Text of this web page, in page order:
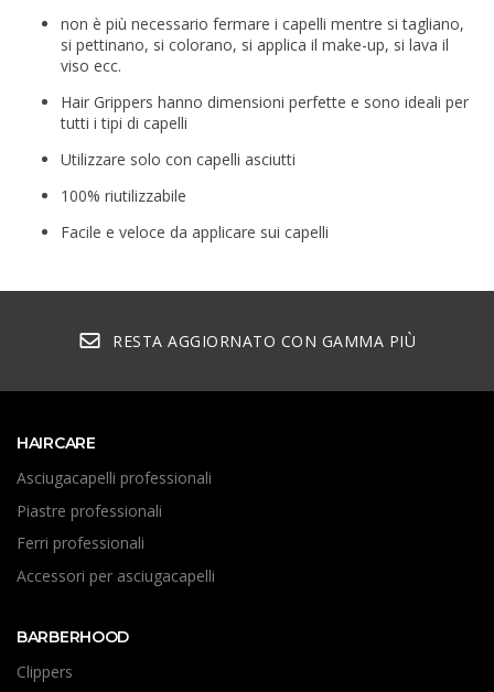
non è più necessario fermare i capelli mentre si tagliano,
si pettinano, si colorano, si applica il make-up, si lava il
viso ecc.
Hair Grippers hanno dimensioni perfette e sono ideali per
tutti i tipi di capelli
Utilizzare solo con capelli asciutti
100% riutilizzabile
Facile e veloce da applicare sui capelli
RESTA AGGIORNATO CON GAMMA PIÙ
HAIRCARE
Asciugacapelli professionali
Piastre professionali
Ferri professionali
Accessori per asciugacapelli
BARBERHOOD
Clippers